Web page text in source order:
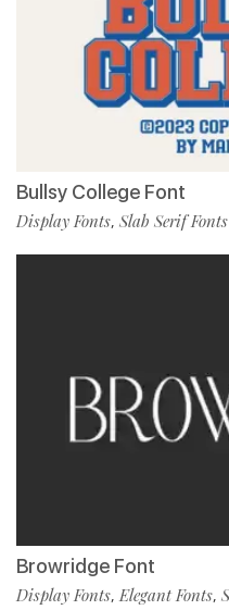
Bullsy College Font
Display Fonts, Slab Serif Fonts
Browridge Font
Display Fonts,Elegant Fonts,